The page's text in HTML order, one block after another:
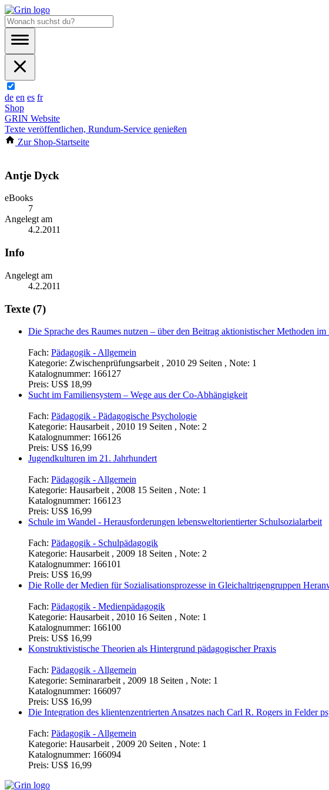
de en es fr
Shop
GRIN Website
Texte veröffentlichen, Rundum-Service genießen
Zur Shop-Startseite
Antje Dyck
eBooks
7
Angelegt am
4.2.2011
Info
Angelegt am
4.2.2011
Texte (7)
Die Sprache des Raumes nutzen – über den Beitrag aktionistischer Methoden
Fach: Pädagogik - Allgemein
Kategorie: Zwischenprüfungsarbeit , 2010 29 Seiten , Note: 1
Katalognummer: 166127
Preis: US$ 18,99
Sucht im Familiensystem – Wege aus der Co-Abhängigkeit
Fach: Pädagogik - Pädagogische Psychologie
Kategorie: Hausarbeit , 2010 19 Seiten , Note: 2
Katalognummer: 166126
Preis: US$ 16,99
Jugendkulturen im 21. Jahrhundert
Fach: Pädagogik - Allgemein
Kategorie: Hausarbeit , 2008 15 Seiten , Note: 1
Katalognummer: 166123
Preis: US$ 16,99
Schule im Wandel - Herausforderungen lebensweltorientierter Schulsozialarbeit
Fach: Pädagogik - Schulpädagogik
Kategorie: Hausarbeit , 2009 18 Seiten , Note: 2
Katalognummer: 166101
Preis: US$ 16,99
Die Rolle der Medien für Sozialisationsprozesse in Gleichaltrigengruppen
Fach: Pädagogik - Medienpädagogik
Kategorie: Hausarbeit , 2010 16 Seiten , Note: 1
Katalognummer: 166100
Preis: US$ 16,99
Konstruktivistische Theorien als Hintergrund pädagogischer Praxis
Fach: Pädagogik - Allgemein
Kategorie: Seminararbeit , 2009 18 Seiten , Note: 1
Katalognummer: 166097
Preis: US$ 16,99
Die Integration des klientenzentrierten Ansatzes nach Carl R. Rogers in Felder
Fach: Pädagogik - Allgemein
Kategorie: Hausarbeit , 2009 20 Seiten , Note: 1
Katalognummer: 166094
Preis: US$ 16,99